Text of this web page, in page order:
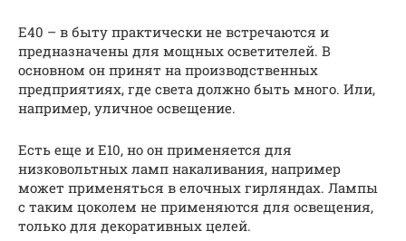
Е40 – в быту практически не встречаются и
предназначены для мощных осветителей. В
основном он принят на производственных
предприятиях, где света должно быть много. Или,
например, уличное освещение.
Есть еще и Е10, но он применяется для
низковольтных ламп накаливания, например
может применяться в елочных гирляндах. Лампы
с таким цоколем не применяются для освещения,
только для декоративных целей.